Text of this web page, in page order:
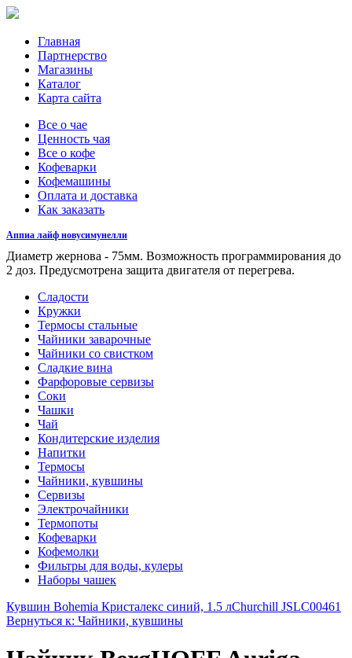
Главная
Партнерство
Магазины
Каталог
Карта сайта
Все о чае
Ценность чая
Все о кофе
Кофеварки
Кофемашины
Оплата и доставка
Как заказать
Аппиа лайф новусимунелли
Диаметр жернова - 75мм. Возможность программирования до
2 доз. Предусмотрена защита двигателя от перегрева.
Сладости
Кружки
Термосы стальные
Чайники заварочные
Чайники со свистком
Сладкие вина
Фарфоровые сервизы
Соки
Чашки
Чай
Кондитерские изделия
Напитки
Термосы
Чайники, кувшины
Сервизы
Электрочайники
Термопоты
Кофеварки
Кофемолки
Фильтры для воды, кулеры
Наборы чашек
Кувшин Bohemia Кристалекс синий, 1.5 лChurchill JSLC00461
Вернуться к: Чайники, кувшины